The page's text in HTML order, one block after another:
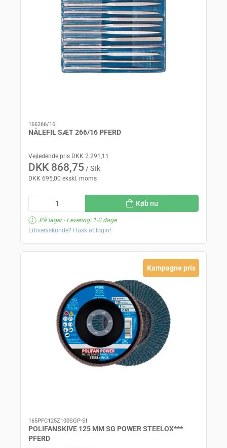
166266/16
NÅLEFIL SÆT 266/16 PFERD
Vejledende pris DKK 2.291,11
DKK 868,75 / Stk
DKK 695,00 ekskl. moms
Køb nu
På lager- Levering: 1-2 dage
Erhvervskunde? Husk at login!
Kampagne pris
165PFC125Z100SGP-SI
POLIFANSKIVE 125 MM SG POWER STEELOX***
PFERD